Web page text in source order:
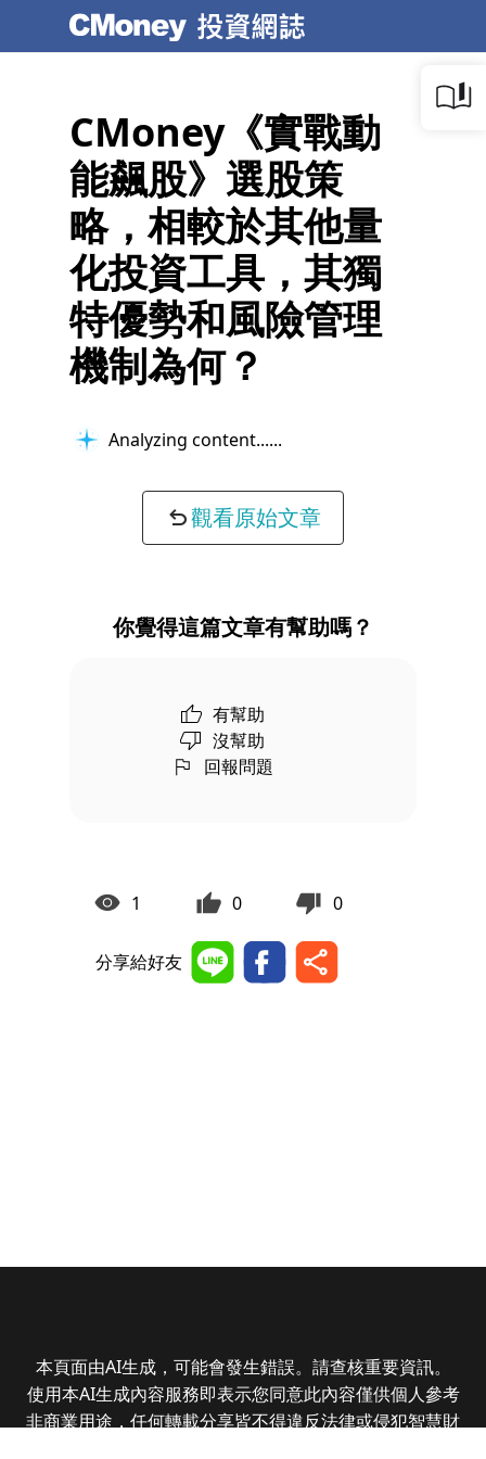
CMoney《實戰動
能飆股》選股策
略，相較於其他量
化投資工具，其獨
特優勢和風險管理
機制為何？
Analyzing content...
觀看原始文章
你覺得這篇文章有幫助嗎？
有幫助
沒幫助
回報問題
1 0 0
分享給好友
本頁面由AI生成，可能會發生錯誤。請查核重要資訊。
使用本AI生成內容服務即表示您同意此內容僅供個人參考
非商業用途，任何轉載分享皆不得違反法律或侵犯智慧財